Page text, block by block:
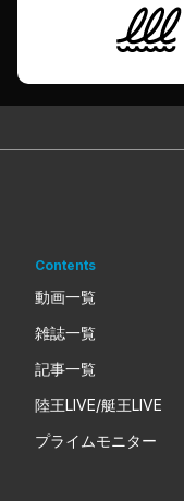
Contents
動画一覧
雑誌一覧
記事一覧
陸王LIVE/艇王LIVE
プライムモニター